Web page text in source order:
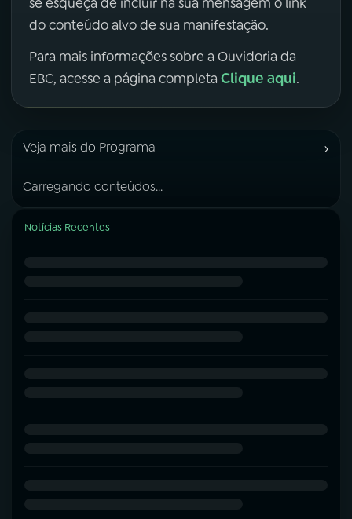
do conteúdo alvo de sua manifestação.
Para mais informações sobre a Ouvidoria da
EBC, acesse a página completa Clique aqui.
Veja mais do Programa ›
Carregando conteúdos...
Notícias Recentes